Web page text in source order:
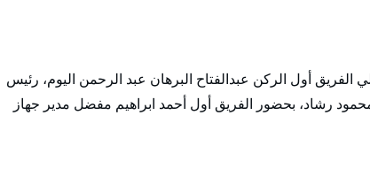
الفريق أول الركن عبدالفتاح البرهان عبد الرحمن اليوم، رئيس
رشاد، بحضور الفريق أول أحمد ابراهيم مفضل مدير جهاز